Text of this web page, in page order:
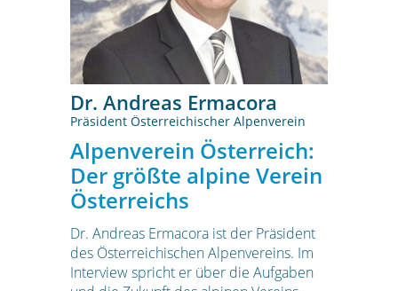
Dr. Andreas Ermacora
Präsident Österreichischer Alpenverein
Alpenverein Österreich:
Der größte alpine Verein
Österreichs
Dr. Andreas Ermacora ist der Präsident
des Österreichischen Alpenvereins. Im
Interview spricht er über die Aufgaben